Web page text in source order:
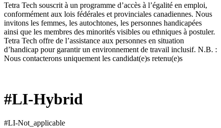
Tetra Tech souscrit à un programme d’accès à l’égalité en emploi,
conformément aux lois fédérales et provinciales canadiennes. Nous
invitons les femmes, les autochtones, les personnes handicapées
ainsi que les membres des minorités visibles ou ethniques à postuler.
Tetra Tech offre de l’assistance aux personnes en situation
d’handicap pour garantir un environnement de travail inclusif. N.B. :
Nous contacterons uniquement les candidat(e)s retenu(e)s
#LI-Hybrid
#LI-Not_applicable